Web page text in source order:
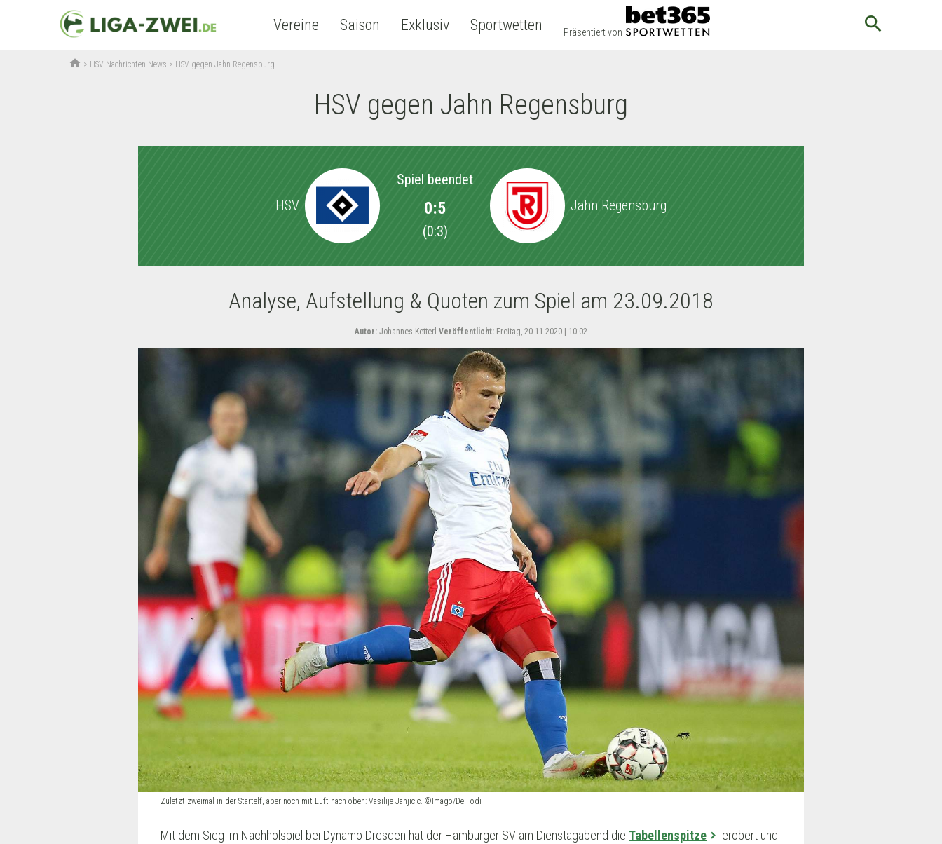
Vereine Saison Exklusiv Sportwetten Präsentiert von search
home > HSV Nachrichten News > HSV gegen Jahn Regensburg
HSV gegen Jahn Regensburg
HSV
Spiel beendet
0:5
(0:3)
Jahn Regensburg
Analyse, Aufstellung & Quoten zum Spiel am 23.09.2018
Autor: Johannes Ketterl Veröffentlicht: Freitag, 20.11.2020 | 10:02
Zuletzt zweimal in der Startelf, aber noch mit Luft nach oben: Vasilije Janjicic. ©Imago/De Fodi
Mit dem Sieg im Nachholspiel bei Dynamo Dresden hat der Hamburger SV am Dienstagabend die Tabellenspitze
erobert und